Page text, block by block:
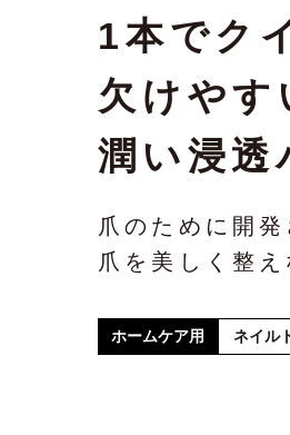
1本でク
欠けやす
潤い浸透
爪のために開
爪を美しく整
ホームケア用 ネイル